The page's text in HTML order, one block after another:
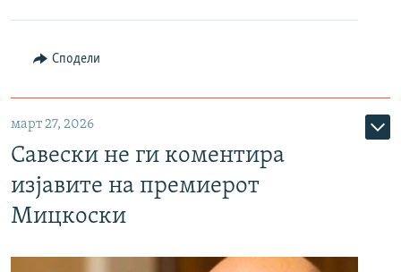
Сподели
март 27, 2026
Савески не ги коментира
изјавите на премиерот
Мицкоски